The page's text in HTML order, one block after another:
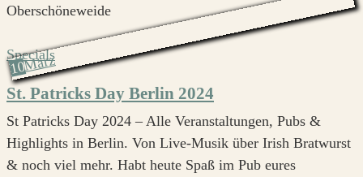
10März
Specials
St. Patricks Day Berlin 2024
St Patricks Day 2024 – Alle Veranstaltungen, Pubs &
Highlights in Berlin. Von Live-Musik über Irish Bratwurst
& noch viel mehr. Habt heute Spaß im Pub eures